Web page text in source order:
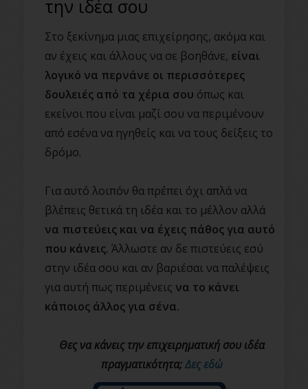
την ιδέα σου
Στο ξεκίνημα μιας επιχείρησης, ακόμα και
αν έχεις και άλλους να σε βοηθάνε, είναι
λογικό να περνάνε οι περισσότερες
δουλειές από τα χέρια σου όπως και
εκείνοι που είναι μαζί σου να περιμένουν
από εσένα να ηγηθείς και να τους δείξεις το
δρόμο.
Για αυτό λοιπόν θα πρέπει όχι απλά να
βλέπεις θετικά τη ιδέα και το μέλλον αλλά
να πιστεύεις και να έχεις πάθος για αυτό
που κάνεις. Άλλωστε αν δε πιστεύεις εσύ
στην ιδέα σου και αν βαριέσαι να παλέψεις
για αυτή πως περιμένεις να το κάνει
κάποιος άλλος για σένα.
Θες να κάνεις την επιχειρηματική σου ιδέα
πραγματικότητα;Δες εδώ